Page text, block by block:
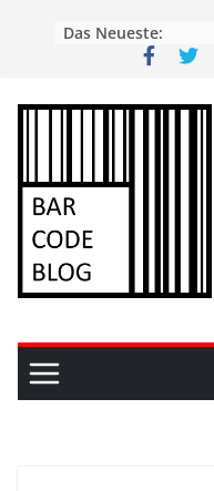
Das Neueste: